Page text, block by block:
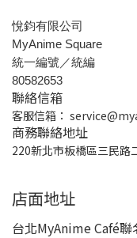
悅鈞有限公司
MyAnime Square
統一編號／統編
80582653
聯絡信箱
客服信箱：
商務聯絡地址
220新北市板橋區三民路
店面地址
台北MyAnime Café聯